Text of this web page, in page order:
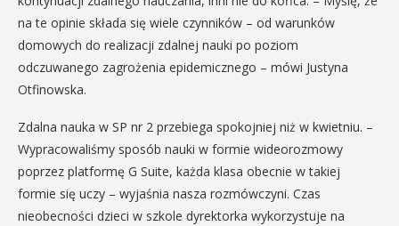
na te opinie składa się wiele czynników – od warunków
domowych do realizacji zdalnej nauki po poziom
odczuwanego zagrożenia epidemicznego – mówi Justyna
Otfinowska.
Zdalna nauka w SP nr 2 przebiega spokojniej niż w kwietniu. –
Wypracowaliśmy sposób nauki w formie wideorozmowy
poprzez platformę G Suite, każda klasa obecnie w takiej
formie się uczy – wyjaśnia nasza rozmówczyni. Czas
nieobecności dzieci w szkole dyrektorka wykorzystuje na